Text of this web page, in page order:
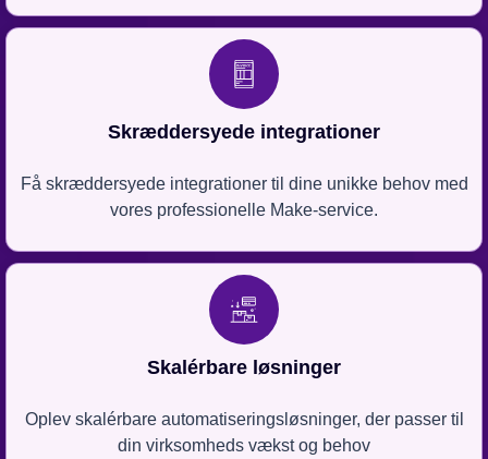
Skræddersyede integrationer
Få skræddersyede integrationer til dine unikke behov med
vores professionelle Make-service.
Skalérbare løsninger
Oplev skalérbare automatiseringsløsninger, der passer til
din virksomheds vækst og behov